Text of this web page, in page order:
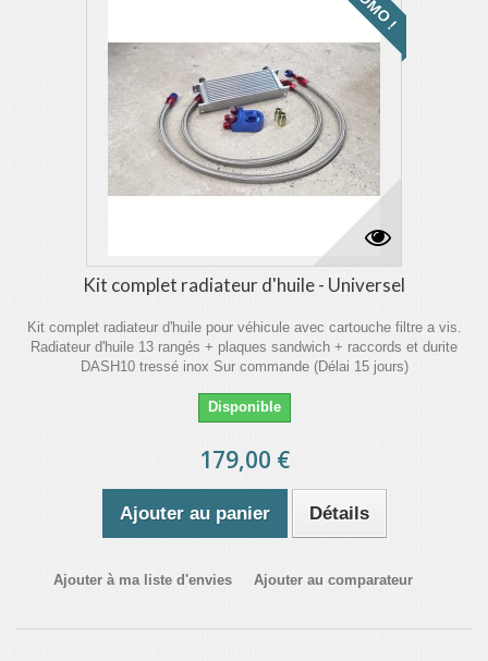
Kit complet radiateur d'huile - Universel
Kit complet radiateur d'huile pour véhicule avec cartouche filtre a vis.
Radiateur d'huile 13 rangés + plaques sandwich + raccords et durite
DASH10 tressé inox Sur commande (Délai 15 jours)
Disponible
179,00 €
Ajouter au panier Détails
Ajouter à ma liste d'envies Ajouter au comparateur